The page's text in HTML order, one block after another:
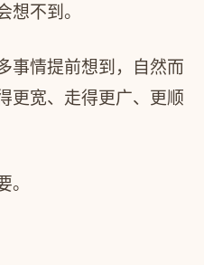
想不到。
事情提前想到，自然而
更宽、走得更广、更顺